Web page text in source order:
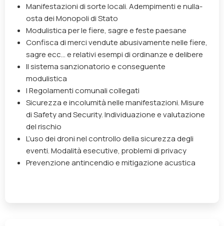
Manifestazioni di sorte locali. Adempimenti e nulla-
osta dei Monopoli di Stato
Modulistica per le fiere, sagre e feste paesane
Confisca di merci vendute abusivamente nelle fiere,
sagre ecc… e relativi esempi di ordinanze e delibere
Il sistema sanzionatorio e conseguente
modulistica
I Regolamenti comunali collegati
Sicurezza e incolumità nelle manifestazioni. Misure
di Safety and Security. Individuazione e valutazione
del rischio
L’uso dei droni nel controllo della sicurezza degli
eventi. Modalità esecutive, problemi di privacy
Prevenzione antincendio e mitigazione acustica